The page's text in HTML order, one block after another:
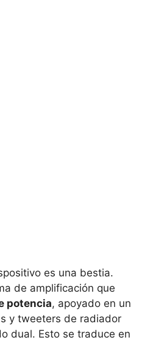
es una bestia.
de amplificación que
potencia, apoyado en un
y tweeters de radiador
dual. Esto se traduce en